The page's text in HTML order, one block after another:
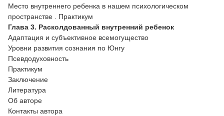
Место внутреннего ребенка в нашем психологическом
пространстве . Практикум
Глава 3. Расколдованный внутренний ребенок
Адаптация и субъективное всемогущество
Уровни развития сознания по Юнгу
Псевдодуховность
Практикум
Заключение
Литература
Об авторе
Контакты автора